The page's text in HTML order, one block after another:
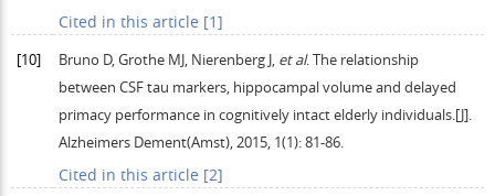
Cited in this article [1]
[10] Bruno D,Grothe MJ, Nierenberg J, et al. The relationship
between CSF tau markers, hippocampal volume and delayed
primacy performance in cognitively intact elderly individuals.[J].
Alzheimers Dement(Amst),2015, 1(1): 81-86.
Cited in this article [2]